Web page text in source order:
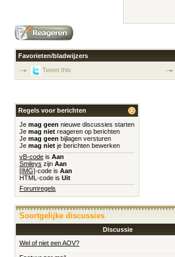
Favorieten/bladwijzers
Tweet this
Regels voor berichten
Je mag geen nieuwe discussies starten
Je mag niet reageren op berichten
Je mag geen bijlagen versturen
Je mag niet je berichten bewerken
vB-code is Aan
Smileys zijn Aan
[IMG]-code is Aan
HTML-code is Uit
Forumregels
Soortgelijke discussies
Discussie
Wel of niet een AOV?